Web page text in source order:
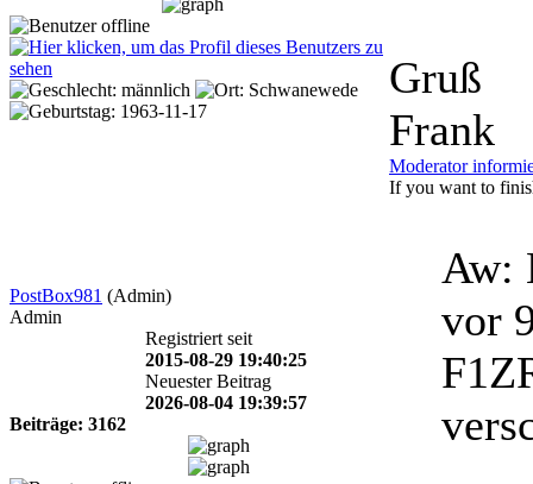
Gruß
Frank
Moderator
If you want to
PostBox981 (Admin)
Admin
Registriert seit
2015-08-29 19:40:25
Neuester Beitrag
2026-08-04 19:39:57
Beiträge: 3162
Aw:
vor